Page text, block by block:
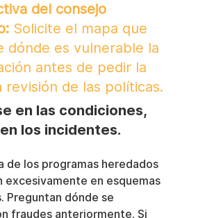
del consejo
Solicite el mapa que
dónde es vulnerable la
antes de pedir la
revisión de las políticas.
en las condiciones,
los incidentes.
de los programas heredados
excesivamente en esquemas
Preguntan dónde se
fraudes anteriormente. Si